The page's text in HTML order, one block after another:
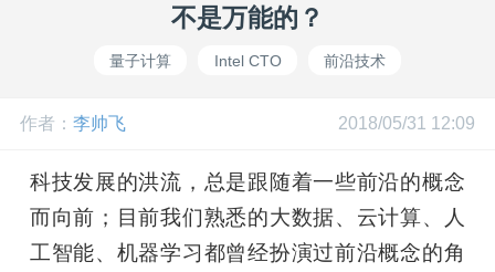
网
公
不是万能的？
量子计算 Intel CTO 前沿技术
作者： 李帅飞 2018/05/31 12:09
科技发展的洪流，总是跟随着一些前沿的概念
而向前；目前我们熟悉的大数据、云计算、人
工智能、机器学习都曾经扮演过前沿概念的角